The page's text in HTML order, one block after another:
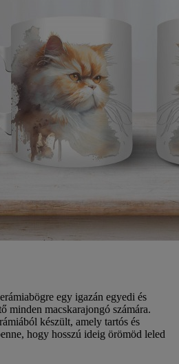
egy igazán egyedi és
minden macskarajongó számára.
készült, amely tartós és
hogy hosszú ideig örömöd leled